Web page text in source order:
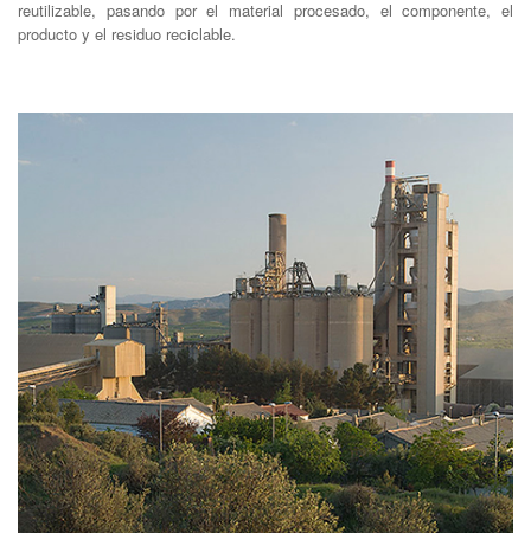
reutilizable, pasando por el material procesado, el componente, el
producto y el residuo reciclable.